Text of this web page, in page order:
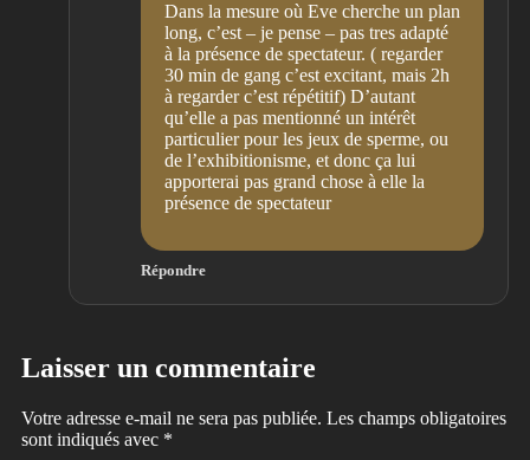
Dans la mesure où Eve cherche un plan
long, c’est – je pense – pas tres adapté
à la présence de spectateur. ( regarder
30 min de gang c’est excitant, mais 2h
à regarder c’est répétitif) D’autant
qu’elle a pas mentionné un intérêt
particulier pour les jeux de sperme, ou
de l’exhibitionisme, et donc ça lui
apporterai pas grand chose à elle la
présence de spectateur
Répondre
Laisser un commentaire
Votre adresse e-mail ne sera pas publiée. Les champs obligatoires
sont indiqués avec *